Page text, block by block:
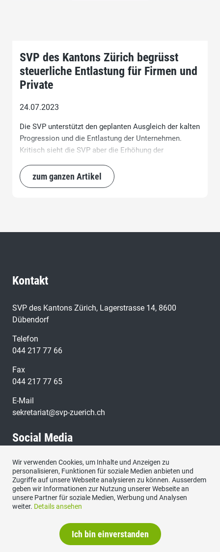
SVP des Kantons Zürich begrüsst
steuerliche Entlastung für Firmen und
Private
24.07.2023
Die SVP unterstützt den geplanten Ausgleich der kalten
Progression und die Entlastung der Unternehmen.
Kritisch sieht die SVP aber die Erhöhung der
Kleinbetriebe dürfen nicht gefährdet werden.
zum ganzen Artikel
Kontakt
SVP des Kantons Zürich, Lagerstrasse 14, 8600
Dübendorf
Telefon
044 217 77 66
Fax
044 217 77 65
E-Mail
sekretariat@svp-zuerich.ch
Social Media
Besuchen Sie uns bei:
Datenschutzerklärung|Impressum
Wir verwenden Cookies, um Inhalte und Anzeigen zu
personalisieren, Funktionen für soziale Medien anbieten und
Zugriffe auf unsere Webseite analysieren zu können. Ausserdem
geben wir Informationen zur Nutzung unserer Webseite an
unsere Partner für soziale Medien, Werbung und Analysen
weiter. Details ansehen
Ich bin einverstanden